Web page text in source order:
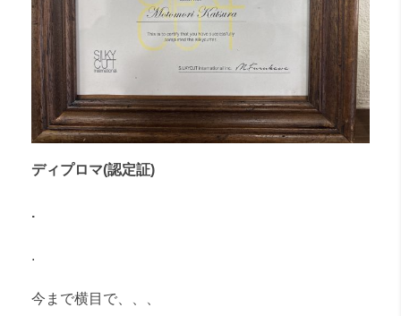
ディプロマ(認定証)
.
.
今まで横目で、、、